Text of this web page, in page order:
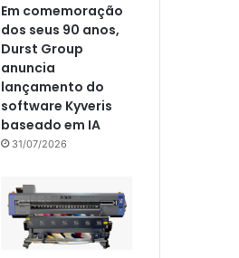
Em comemoração
dos seus 90 anos,
Durst Group
anuncia
lançamento do
software Kyveris
baseado em IA
31/07/2026